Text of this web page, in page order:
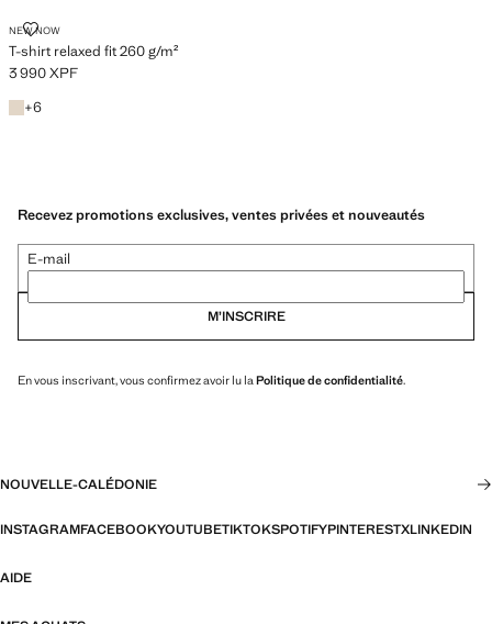
NEW NOW
T-shirt relaxed fit 260 g/m²
T-SHIRT RELAXED FIT 260 G/M²
Prix actuel [3 990 XPF ]
3 990 XPF
Sable
+6
+6 couleurs
Recevez promotions exclusives, ventes privées et nouveautés
E-mail
M’INSCRIRE
En vous inscrivant, vous confirmez avoir lu la Politique de confidentialité.
NOUVELLE-CALÉDONIE
INSTAGRAMFACEBOOKYOUTUBETIKTOKSPOTIFYPINTERESTXLINKEDIN
AIDE